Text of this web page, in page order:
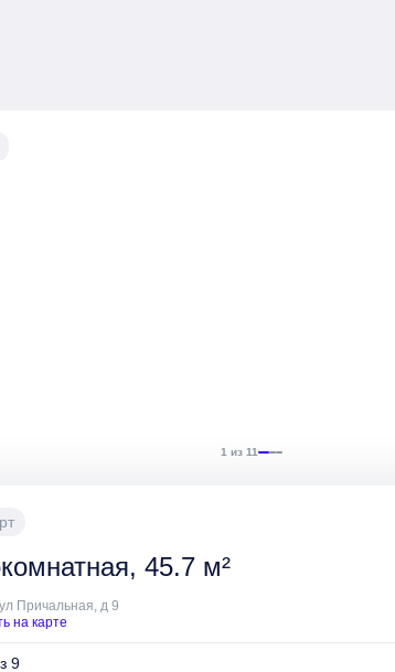
1 из 11
45.7 м²
Причальная, д 9
на карте
9